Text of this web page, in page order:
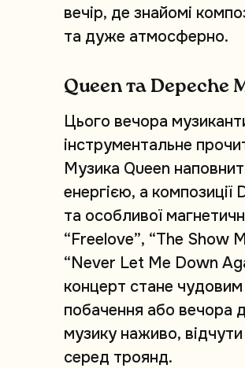
вечір, де знайомі компо
та дуже атмосферно.
Queen та Depeche
Цього вечора музикант
інструментальне прочи
Музика Queen наповнит
енергією, а композиції
та особливої магнетичн
“Freelove”, “The Show M
“Never Let Me Down Ag
концерт стане чудовим
побачення або вечора д
музику наживо, відчути
серед троянд.